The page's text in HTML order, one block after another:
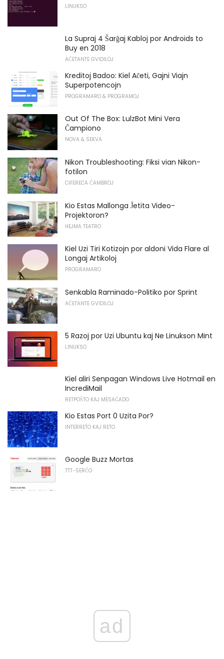
LINUKSO
La Supraj 4 Ŝarĝaj Kabloj por Androids to
Buy en 2018
AĈETANTE GVIDILOJ
Kreditoj Badoo: Kiel Aĉeti, Gajni Viajn
Superpotencojn
PROGRAMARO & PROGRAMOJ
Out Of The Box: LulzBot Mini Vera
Ĉampiono
NOVA & SEKVA
Nikon Troubleshooting: Fiksi vian Nikon-
fotilon
CIFERECA ĈAMBROJ
Kio Estas Mallonga Ĵetita Video-
Projektoron?
HEJMA TEATRO
Kiel Uzi Tiri Kotizojn por aldoni Vida Flare al
Longaj Artikoloj
PROGRAMARO
Senkabla Raminado-Politiko por Sprint
AĈETANTE GVIDILOJ
5 Razoj por Uzi Ubuntu kaj Ne Linukson Mint
LINUKSO
Kiel aliri Senpagan Windows Live Hotmail en
IncrediMail
RETPOŜTO KAJ MESAĜADO
Kio Estas Port 0 Uzita Por?
INTERRETO KAJ RETO
Google Buzz Mortas
TTT-SERĈO
ad